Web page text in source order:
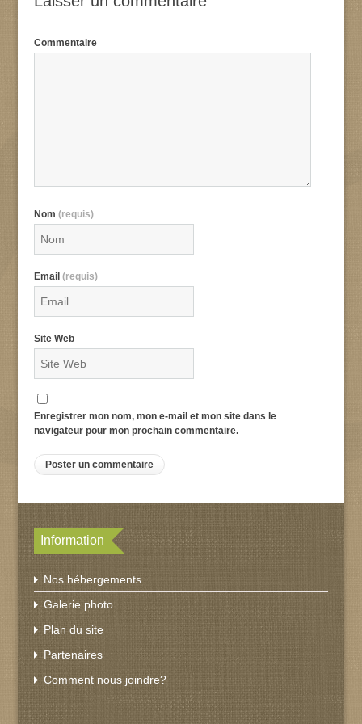
Commentaire
Nom(requis)
Email(requis)
Site Web
Enregistrer mon nom, mon e-mail et mon site dans le
navigateur pour mon prochain commentaire.
Information
Nos hébergements
Galerie photo
Plan du site
Partenaires
Comment nous joindre?